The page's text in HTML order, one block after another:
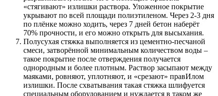
«стягивают» излишки раствора. Уложенное покрытие
укрывают по всей площади полиэтиленом. Через 2-3 дня
по плёнке можно ходить, через 7 дней бетон наберёт
70% прочности, и его можно открыть для высыхания.
Полусухая стяжка выполняется из цементно-песчаной
смеси, затворённой минимальным количеством воды –
такое покрытие после отверждения получается
однородным и более плотным. Раствор засыпают между
маяками, ровняют, уплотняют, и «срезают» правИлом
излишки. После схватывания такая стяжка шлифуется
специальным оборудованием и нуждается в таком же